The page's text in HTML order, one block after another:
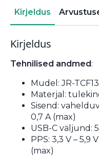
Kirjeldus
Kirjeldus
Tehnilised andmed:
Mudel: JR-TCF13
Materjal:
Sisend:
0,7 A (max)
USB-C väljund:
PPS: 3,3 V – 5,9
(max)